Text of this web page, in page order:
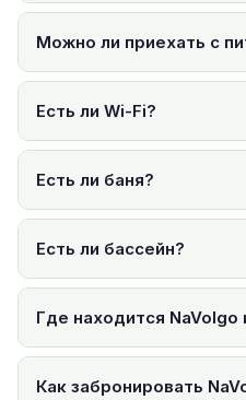
Можно ли приехать с
Есть ли Wi-Fi?
Есть ли баня?
Есть ли бассейн?
Где находится NaVolgo
Как забронировать